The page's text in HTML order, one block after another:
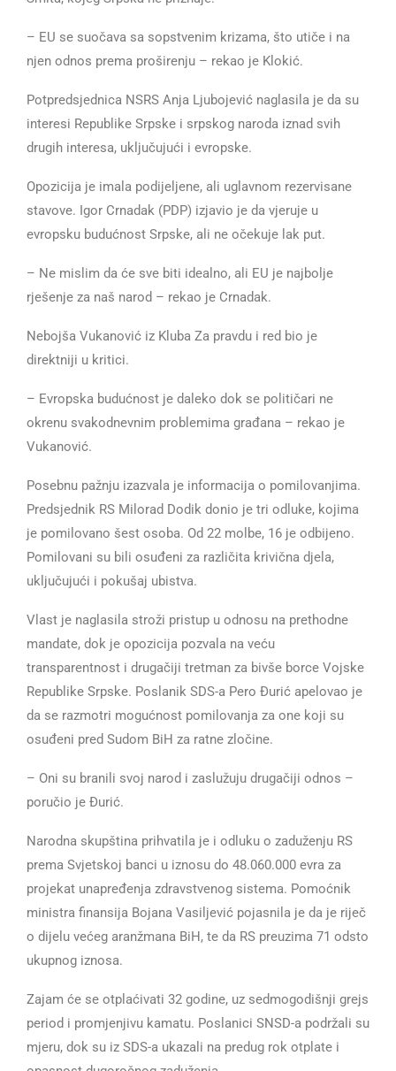
– EU se suočava sa sopstvenim krizama, što utiče i na
njen odnos prema proširenju – rekao je Klokić.
Potpredsjednica NSRS Anja Ljubojević naglasila je da su
interesi Republike Srpske i srpskog naroda iznad svih
drugih interesa, uključujući i evropske.
Opozicija je imala podijeljene, ali uglavnom rezervisane
stavove. Igor Crnadak (PDP) izjavio je da vjeruje u
evropsku budućnost Srpske, ali ne očekuje lak put.
– Ne mislim da će sve biti idealno, ali EU je najbolje
rješenje za naš narod – rekao je Crnadak.
Nebojša Vukanović iz Kluba Za pravdu i red bio je
direktniji u kritici.
– Evropska budućnost je daleko dok se političari ne
okrenu svakodnevnim problemima građana – rekao je
Vukanović.
Posebnu pažnju izazvala je informacija o pomilovanjima.
Predsjednik RS Milorad Dodik donio je tri odluke, kojima
je pomilovano šest osoba. Od 22 molbe, 16 je odbijeno.
Pomilovani su bili osuđeni za različita krivična djela,
uključujući i pokušaj ubistva.
Vlast je naglasila stroži pristup u odnosu na prethodne
mandate, dok je opozicija pozvala na veću
transparentnost i drugačiji tretman za bivše borce Vojske
Republike Srpske. Poslanik SDS-a Pero Đurić apelovao je
da se razmotri mogućnost pomilovanja za one koji su
osuđeni pred Sudom BiH za ratne zločine.
– Oni su branili svoj narod i zaslužuju drugačiji odnos –
poručio je Đurić.
Narodna skupština prihvatila je i odluku o zaduženju RS
prema Svjetskoj banci u iznosu do 48.060.000 evra za
projekat unapređenja zdravstvenog sistema. Pomoćnik
ministra finansija Bojana Vasiljević pojasnila je da je riječ
o dijelu većeg aranžmana BiH, te da RS preuzima 71 odsto
ukupnog iznosa.
Zajam će se otplaćivati 32 godine, uz sedmogodišnji grejs
period i promjenjivu kamatu. Poslanici SNSD-a podržali su
mjeru, dok su iz SDS-a ukazali na predug rok otplate i